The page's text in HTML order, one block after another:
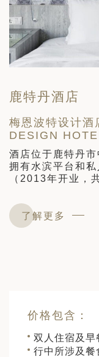
鹿特丹酒店
梅恩波特设计
DESIGN
酒店位于鹿特丹
拥有水滨平台和私
（2013年开业，
了解更多
价格包含：
双人住宿及早
行中所涉及餐